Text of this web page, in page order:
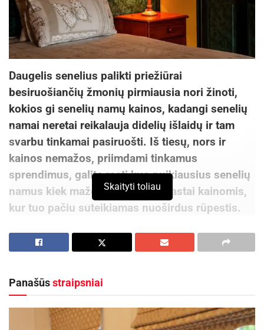
Daugelis senelius palikti priežiūrai
besiruošiančių žmonių pirmiausia nori žinoti,
kokios gi senelių namų kainos, kadangi senelių
namai neretai reikalauja didelių išlaidų ir tam
svarbu tinkamai pasiruošti. Iš tiesų, nors ir
kainos nemažos, priimdami tinkamus
sprendimus, galite rasti kuo puikiausius senelių
namus kiek mažesnėmis, nei įprastai kainomis,
kur tuo pačiu suteikiamas nuoširdus rūpestis.
senelių namus ir apie visas čia teikiamas
Senelių namų jaukumas ir svetingumas
Kiekvienas į senelių namus atvykęs svečias iš
Skaityti toliau
Panašūsstraipsniai